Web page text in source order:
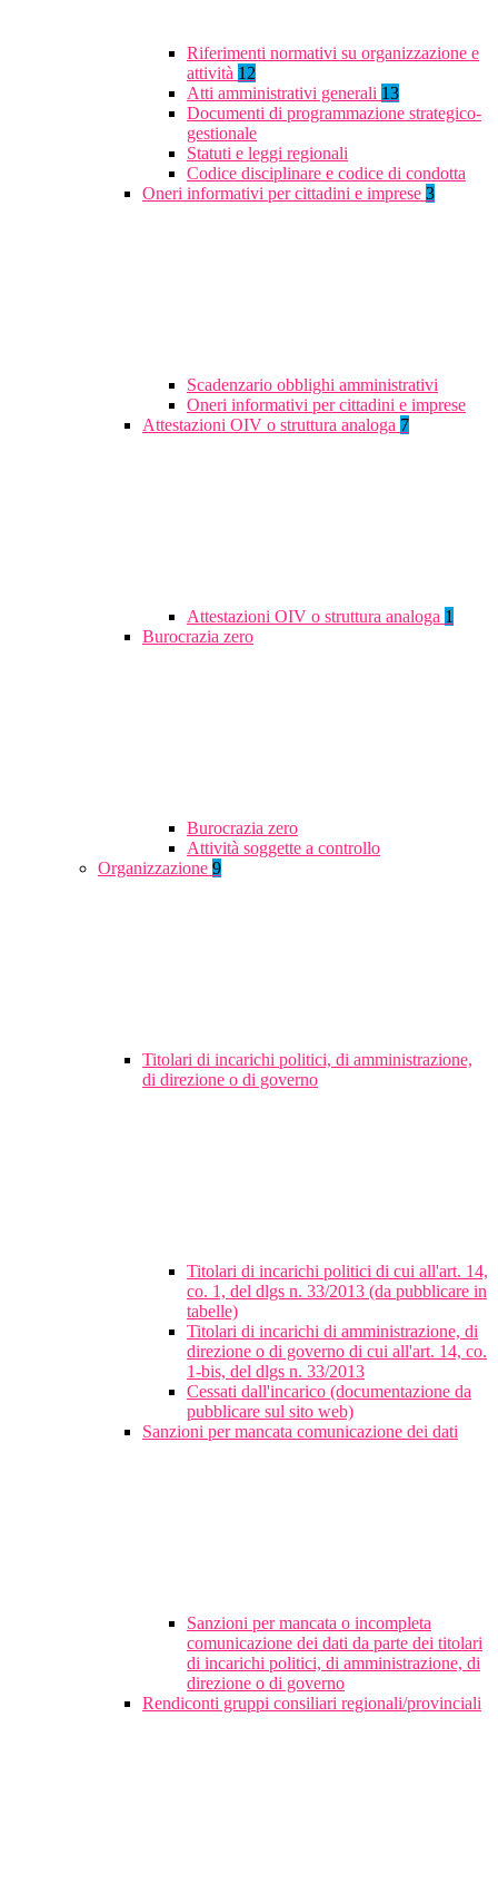
Riferimenti normativi su organizzazione e
attività 12
Atti amministrativi generali 13
Documenti di programmazione strategico-
gestionale
Statuti e leggi regionali
Codice disciplinare e codice di condotta
Oneri informativi per cittadini e imprese 3
Scadenzario obblighi amministrativi
Oneri informativi per cittadini e imprese
Attestazioni OIV o struttura analoga 7
Attestazioni OIV o struttura analoga 1
Burocrazia zero
Burocrazia zero
Attività soggette a controllo
Organizzazione 9
Titolari di incarichi politici, di amministrazione,
di direzione o di governo
Titolari di incarichi politici di cui all'art. 14,
co. 1, del dlgs n. 33/2013 (da pubblicare in
tabelle)
Titolari di incarichi di amministrazione, di
direzione o di governo di cui all'art. 14, co.
1-bis, del dlgs n. 33/2013
Cessati dall'incarico (documentazione da
pubblicare sul sito web)
Sanzioni per mancata comunicazione dei dati
Sanzioni per mancata o incompleta
comunicazione dei dati da parte dei titolari
di incarichi politici, di amministrazione, di
direzione o di governo
Rendiconti gruppi consiliari regionali/provinciali